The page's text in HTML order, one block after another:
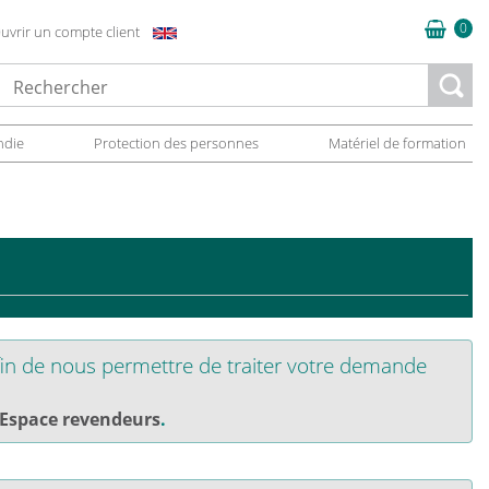
un compte client 0
Protection des personnes Matériel de formation
de nous permettre de traiter votre demande
Espace revendeurs.